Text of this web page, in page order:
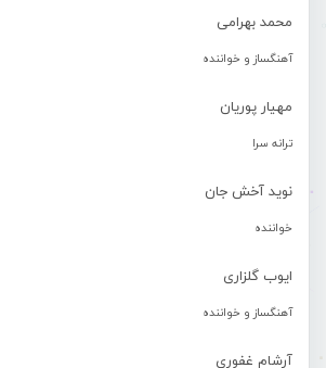
محمد بهرامی
آهنگساز و خواننده
مهیار پوریان
ترانه سرا
نوید آخش جان
خواننده
ایوب گلزاری
آهنگساز و خواننده
آرشام غفوری